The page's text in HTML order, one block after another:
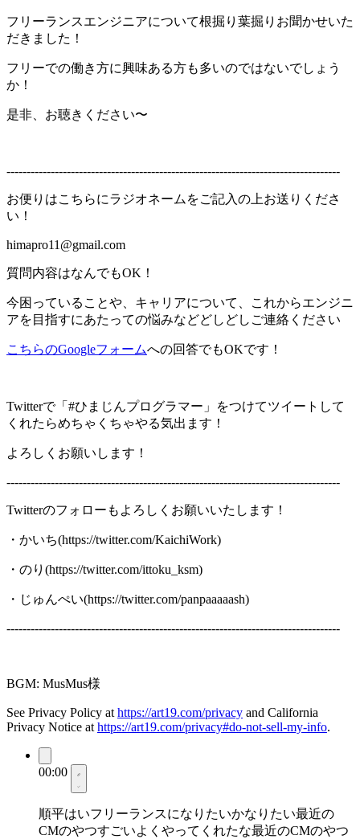
フリーランスエンジニアについて根掘り葉掘りお聞かせいた
だきました！
フリーでの働き方に興味ある方も多いのではないでしょう
か！
是非、お聴きください〜
-----------------------------------------------------------------------------------
お便りはこちらにラジオネームをご記入の上お送りくださ
い！
himapro11@gmail.com
質問内容はなんでもOK！
今困っていることや、キャリアについて、これからエンジニ
アを目指すにあたっての悩みなどどしどしご連絡ください
こちらのGoogleフォームへの回答でもOKです！
Twitterで「#ひまじんプログラマー」をつけてツイートして
くれたらめちゃくちゃやる気出ます！
よろしくお願いします！
-----------------------------------------------------------------------------------
Twitterのフォローもよろしくお願いいたします！
・かいち(https://twitter.com/KaichiWork)
・のり(https://twitter.com/ittoku_ksm)
・じゅんぺい(https://twitter.com/panpaaaaash)
-----------------------------------------------------------------------------------
BGM: MusMus様
See Privacy Policy at https://art19.com/privacy and California
Privacy Notice at https://art19.com/privacy#do-not-sell-my-info.
00:00
順平はいフリーランスになりたいかなりたい最近の
CMのやつすごいよくやってくれたな最近のCMのやつ